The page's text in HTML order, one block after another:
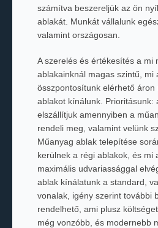
számítva beszereljük az ön
ablakát. Munkát vállalunk
valamint országosan.
A szerelés és értékesítés a mi
ablakainknál magas szintű, mi
összpontosítunk elérhető áron
ablakot kínálunk. Prioritásunk:
elszállítjuk amennyiben a
rendeli meg, valamint velünk
Műanyag ablak telepítése
kerülnek a régi ablakok, és mi
maximális udvariassággal
ablak kínálatunk a standard,
vonalak, igény szerint további
rendelhető, ami plusz
még vonzóbb, és modernebb